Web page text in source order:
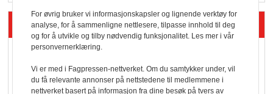
Siste artikler - Økologisk
yoghurt: Trues av
For øvrig bruker vi informasjonskapsler og lignende verktøy for
analyse, for å sammenligne nettlesere, tilpasse innhold til deg
og for å utvikle og tilby nødvendig funksjonalitet. Les mer i vår
personvernerklæring.
Vi er med i Fagpressen-nettverket. Om du samtykker under, vil
du få relevante annonser på nettstedene til medlemmene i
nettverket basert på informasjon fra dine besøk på tvers av